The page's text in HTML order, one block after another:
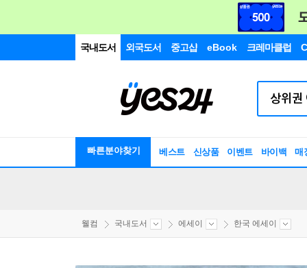
국내도서 외국도서 중고샵 eBook 크레마클럽
빠른분야찾기 베스트 신상품 이벤트 바이백 매
웰컴 국내도서 에세이 한국 에세이